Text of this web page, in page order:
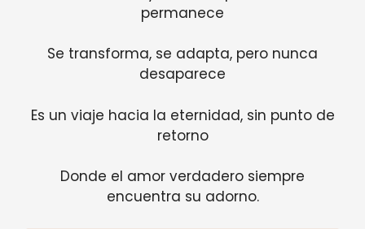
permanece
Se transforma, se adapta, pero nunca
desaparece
Es un viaje hacia la eternidad, sin punto de
retorno
Donde el amor verdadero siempre
encuentra su adorno.